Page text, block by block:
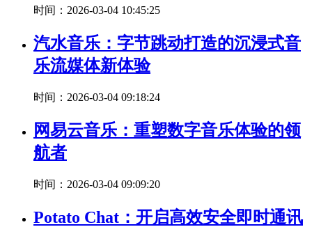
时间：2026-03-04 10:45:25
汽水音乐：字节跳动打造的沉浸式音
乐流媒体新体验
时间：2026-03-04 09:18:24
网易云音乐：重塑数字音乐体验的领
航者
时间：2026-03-04 09:09:20
Potato Chat：开启高效安全即时通讯